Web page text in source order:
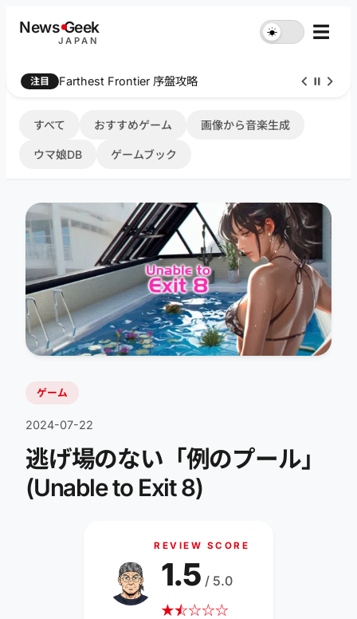
NewsGeek
JAPAN
☀︎ ☰
注目 Farthest Frontier 序盤攻略
すべて おすすめゲーム 画像から音楽生成
ウマ娘DB ゲームブック
ゲーム
2024-07-22
逃げ場のない「例のプール」
(Unable to Exit 8)
REVIEW SCORE
★☆
★☆☆☆
1.5 / 5.0